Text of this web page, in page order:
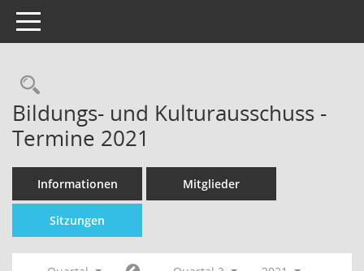
Toggle navigation
Bildungs- und Kulturausschuss -
Termine 2021
Informationen Mitglieder
Sitzungen